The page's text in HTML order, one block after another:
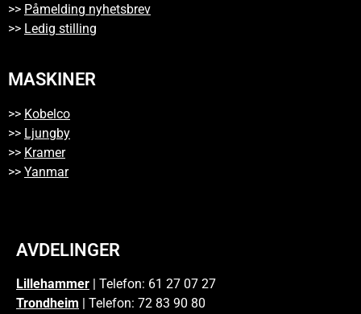
>> Påmelding nyhetsbrev
>> Ledig stilling
MASKINER
>> Kobelco
>> Ljungby
>> Kramer
>> Yanmar
AVDELINGER
Lillehammer | Telefon: 61 27 07 27
Trondheim | Telefon: 72 83 90 80